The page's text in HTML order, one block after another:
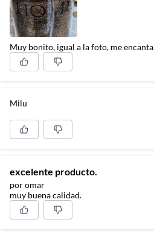
Muy bonito, igual a la foto, me encanta
Milu
excelente producto.
por omar
muy buena calidad.